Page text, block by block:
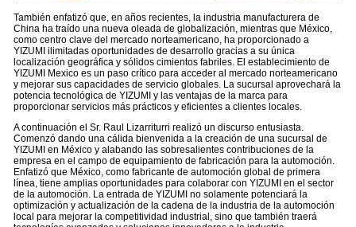
También enfatizó que, en años recientes, la industria manufacturera de
China ha traído una nueva oleada de globalización, mientras que México,
como centro clave del mercado norteamericano, ha proporcionado a
YIZUMI ilimitadas oportunidades de desarrollo gracias a su única
localización geográfica y sólidos cimientos fabriles. El establecimiento de
YIZUMI Mexico es un paso crítico para acceder al mercado norteamericano
y mejorar sus capacidades de servicio globales. La sucursal aprovechará la
potencia tecnológica de YIZUMI y las ventajas de la marca para
proporcionar servicios más prácticos y eficientes a clientes locales.
A continuación el Sr. Raul Lizarriturri realizó un discurso entusiasta.
Comenzó dando una cálida bienvenida a la creación de una sucursal de
YIZUMI en México y alabando las sobresalientes contribuciones de la
empresa en el campo de equipamiento de fabricación para la automoción.
Enfatizó que México, como fabricante de automoción global de primera
línea, tiene amplias oportunidades para colaborar con YIZUMI en el sector
de la automoción. La entrada de YIZUMI no solamente potenciará la
optimización y actualización de la cadena de la industria de la automoción
local para mejorar la competitividad industrial, sino que también traerá